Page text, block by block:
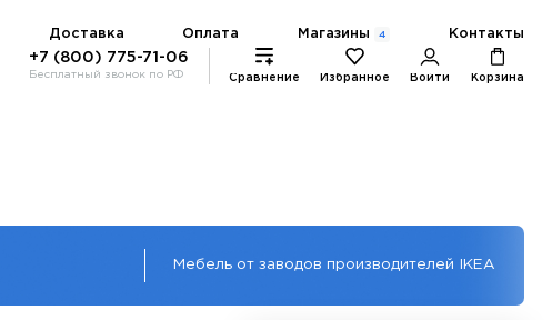
Доставка Оплата Магазины 4 Контакты
+7 (800) 775-71-06
Бесплатный звонок по РФ Сравнение Избранное Войти Корзина
Мебель от заводов производителей IKEA